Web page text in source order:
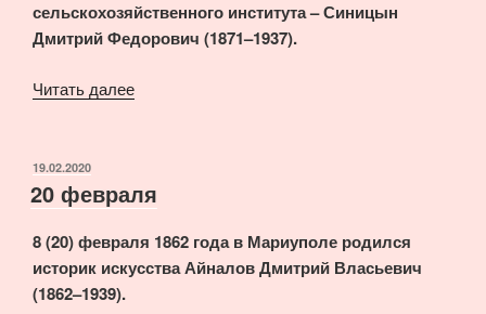
сельскохозяйственного института – Синицын
Дмитрий Федорович (1871–1937).
Читать далее«23
ОПУБЛИКОВАНО
19.02.2020
20 февраля
8 (20) февраля 1862 года в Мариуполе родился
историк искусства Айналов Дмитрий Власьевич
(1862–1939).